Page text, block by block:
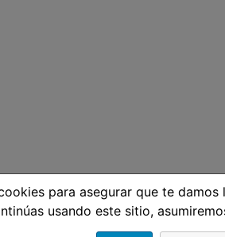
para asegurar que te
usando este sitio,